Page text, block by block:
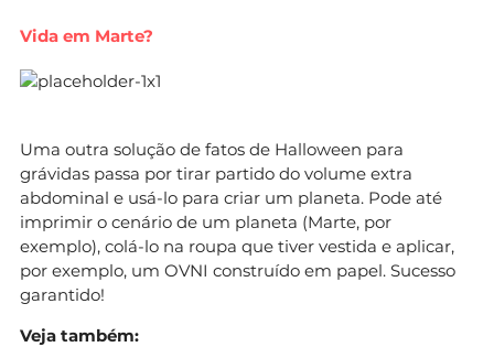
Vida em Marte?
Uma outra solução de fatos de Halloween para
grávidas passa por tirar partido do volume extra
abdominal e usá-lo para criar um planeta. Pode até
imprimir o cenário de um planeta (Marte, por
exemplo), colá-lo na roupa que tiver vestida e aplicar,
por exemplo, um OVNI construído em papel. Sucesso
garantido!
Veja também: